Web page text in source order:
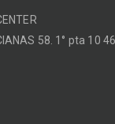
58. 1° pta 10